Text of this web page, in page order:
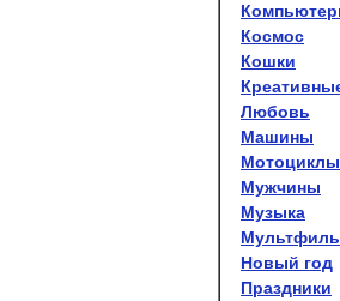
Космос
Кошки
Любовь
Машины
Мотоциклы
Мужчины
Музыка
Новый год
Праздники